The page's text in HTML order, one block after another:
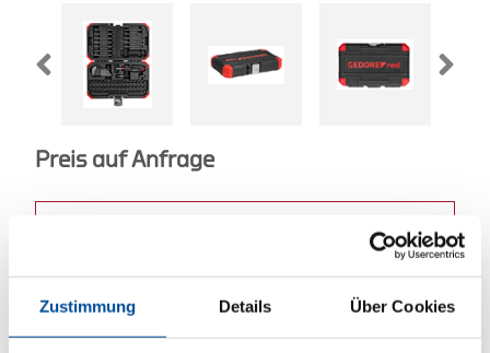
Zustimmung Details Über Cookies
Preis auf Anfrage
HÄNDLER FINDEN